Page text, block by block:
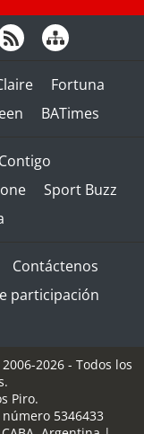
Fortuna
BATimes
Contigo
Sport Buzz
Contáctenos
participación
2026 - Todos los
Piro.
5346433